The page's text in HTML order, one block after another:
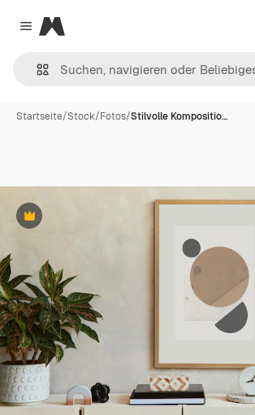
Close menu
Magnific
Startseite/Stock/Fotos/Stilvolle Kompositio…
Premium